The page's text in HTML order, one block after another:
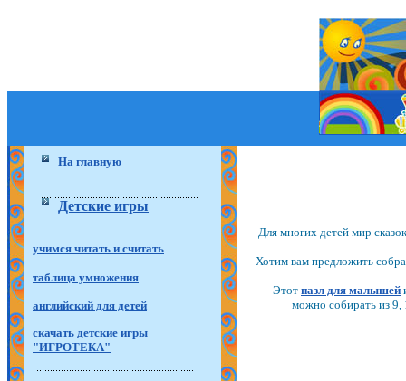
На главную
Детские игры
учимся читать и считать
таблица умножения
английский для детей
скачать детские игры
"ИГРОТЕКА"
Для многих детей мир
Хотим вам предложить
Этот пазл для малышей
можно собирать из 9,